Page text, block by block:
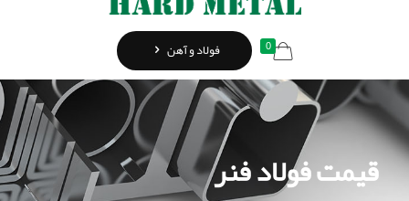
0 فولاد و آهن
قیمت فولاد فنر